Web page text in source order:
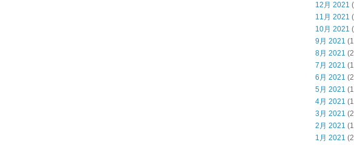
12月 2021
11月 2021
10月 2021
9月 2021
8月 2021
7月 2021
6月 2021
5月 2021
4月 2021
3月 2021
2月 2021
1月 2021